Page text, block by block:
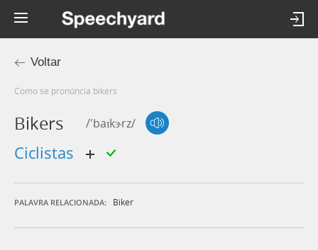
Voltar
Como se pronúncia bikers
Bikers /'baɪkɝrz/
ciclistas
PALAVRA RELACIONADA: Biker